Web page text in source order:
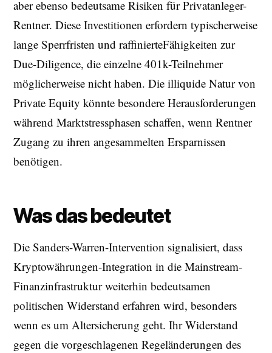
aber ebenso bedeutsame Risiken für Privatanleger-
Rentner. Diese Investitionen erfordern typischerweise
lange Sperrfristen und raffinierteFähigkeiten zur
Due-Diligence, die einzelne 401k-Teilnehmer
möglicherweise nicht haben. Die illiquide Natur von
Private Equity könnte besondere Herausforderungen
während Marktstressphasen schaffen, wenn Rentner
Zugang zu ihren angesammelten Ersparnissen
benötigen.
Was das bedeutet
Die Sanders-Warren-Intervention signalisiert, dass
Kryptowährungen-Integration in die Mainstream-
Finanzinfrastruktur weiterhin bedeutsamen
politischen Widerstand erfahren wird, besonders
wenn es um Altersicherung geht. Ihr Widerstand
gegen die vorgeschlagenen Regeländerungen des